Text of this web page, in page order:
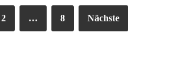
2 … 8 Nächste